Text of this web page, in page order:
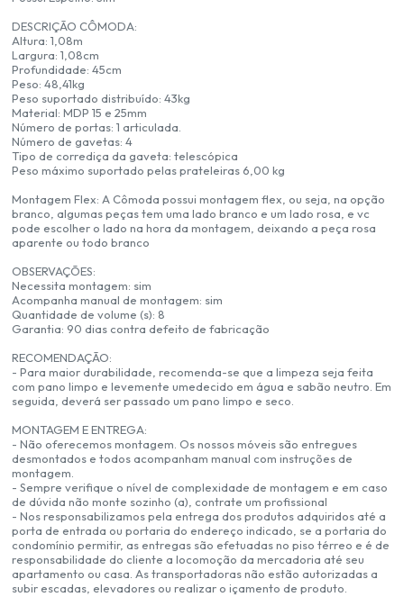
DESCRIÇÃO CÔMODA:
Altura: 1,08m
Largura: 1,08cm
Profundidade: 45cm
Peso: 48,41kg
Peso suportado distribuído: 43kg
Material: MDP 15 e 25mm
Número de portas: 1 articulada.
Número de gavetas: 4
Tipo de corrediça da gaveta: telescópica
Peso máximo suportado pelas prateleiras 6,00 kg
Montagem Flex: A Cômoda possui montagem flex, ou seja, na opção
branco, algumas peças tem uma lado branco e um lado rosa, e vc
pode escolher o lado na hora da montagem, deixando a peça rosa
aparente ou todo branco
OBSERVAÇÕES:
Necessita montagem: sim
Acompanha manual de montagem: sim
Quantidade de volume (s): 8
Garantia: 90 dias contra defeito de fabricação
RECOMENDAÇÃO:
- Para maior durabilidade, recomenda-se que a limpeza seja feita
com pano limpo e levemente umedecido em água e sabão neutro. Em
seguida, deverá ser passado um pano limpo e seco.
MONTAGEM E ENTREGA:
- Não oferecemos montagem. Os nossos móveis são entregues
desmontados e todos acompanham manual com instruções de
montagem.
- Sempre verifique o nível de complexidade de montagem e em caso
de dúvida não monte sozinho (a), contrate um profissional
- Nos responsabilizamos pela entrega dos produtos adquiridos até a
porta de entrada ou portaria do endereço indicado, se a portaria do
condomínio permitir, as entregas são efetuadas no piso térreo e é de
responsabilidade do cliente a locomoção da mercadoria até seu
apartamento ou casa. As transportadoras não estão autorizadas a
subir escadas, elevadores ou realizar o içamento de produto.